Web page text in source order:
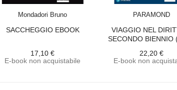
Mondadori Bruno
SACCHEGGIO EBOOK
17,10 €
E-book non acquistabile
PARAMOND
VIAGGIO NEL
SECONDO BIENNIO
22,20 €
E-book non